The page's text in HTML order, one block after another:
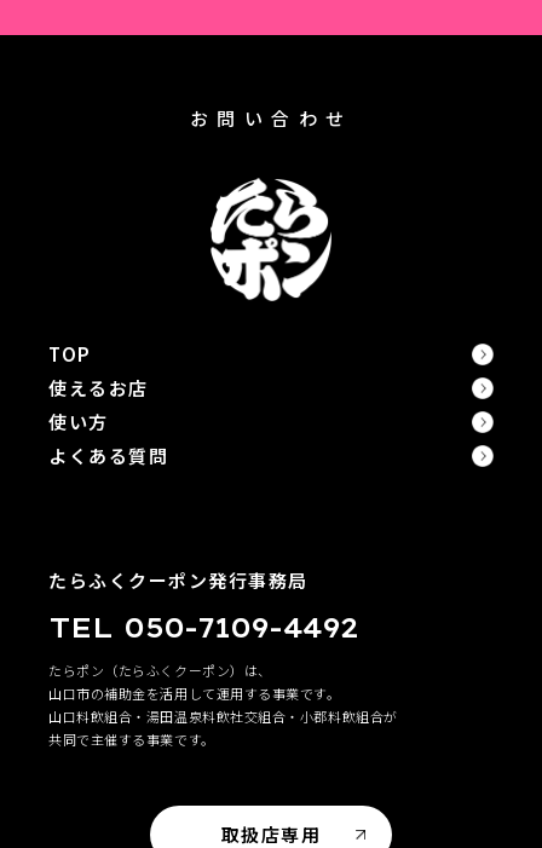
お問い合わせ
TOP
使えるお店
使い方
よくある質問
たらふくクーポン発行事務局
TEL 050-7109-4492
たらポン（たらふくクーポン）は、
山口市の補助金を活用して運用する事業です。
山口料飲組合・湯田温泉料飲社交組合・小郡料飲組合が
共同で主催する事業です。
取扱店専用